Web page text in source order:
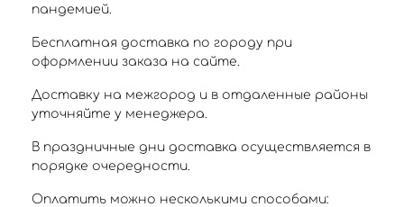
пандемией.
Бесплатная доставка по городу при
оформлении заказа на сайте.
Доставку на межгород и в отдаленные районы
уточняйте у менеджера.
В праздничные дни доставка осуществляется в
порядке очередности.
Оплатить можно несколькими способами: